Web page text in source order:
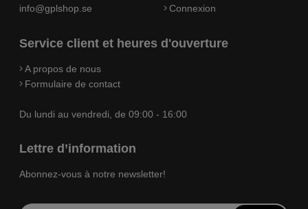
info@gplshop.se
Connexion
Service client et heures d'ouverture
A propos de nous
Formulaire de contact
Du lundi au vendredi, de 09:00 - 16:00
Lettre d’information
Abonnez-vous à notre newsletter!